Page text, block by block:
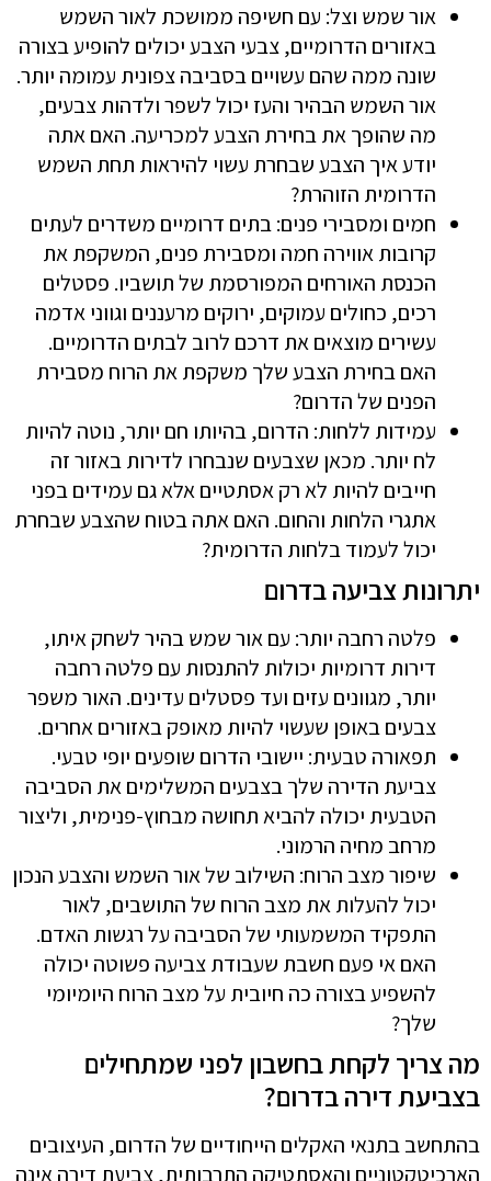
אור שמש וצל: עם חשיפה ממושכת לאור השמש
באזורים הדרומיים, צבעי הצבע יכולים להופיע בצורה
שונה ממה שהם עשויים בסביבה צפונית עמומה יותר.
אור השמש הבהיר והעז יכול לשפר ולדהות צבעים,
מה שהופך את בחירת הצבע למכריעה. האם אתה
יודע איך הצבע שבחרת עשוי להיראות תחת השמש
הדרומית הזוהרת?
חמים ומסבירי פנים: בתים דרומיים משדרים לעתים
קרובות אווירה חמה ומסבירת פנים, המשקפת את
הכנסת האורחים המפורסמת של תושביו. פסטלים
רכים, כחולים עמוקים, ירוקים מרעננים וגווני אדמה
עשירים מוצאים את דרכם לרוב לבתים הדרומיים.
האם בחירת הצבע שלך משקפת את הרוח מסבירת
הפנים של הדרום?
עמידות ללחות: הדרום, בהיותו חם יותר, נוטה להיות
לח יותר. מכאן שצבעים שנבחרו לדירות באזור זה
חייבים להיות לא רק אסתטיים אלא גם עמידים בפני
אתגרי הלחות והחום. האם אתה בטוח שהצבע שבחרת
יכול לעמוד בלחות הדרומית?
יתרונות צביעה בדרום
פלטה רחבה יותר: עם אור שמש בהיר לשחק איתו,
דירות דרומיות יכולות להתנסות עם פלטה רחבה
יותר, מגוונים עזים ועד פסטלים עדינים. האור משפר
צבעים באופן שעשוי להיות מאופק באזורים אחרים.
תפאורה טבעית: יישובי הדרום שופעים יופי טבעי.
צביעת הדירה שלך בצבעים המשלימים את הסביבה
הטבעית יכולה להביא תחושה מבחוץ-פנימית, וליצור
מרחב מחיה הרמוני.
שיפור מצב הרוח: השילוב של אור השמש והצבע הנכון
יכול להעלות את מצב הרוח של התושבים, לאור
התפקיד המשמעותי של הסביבה על רגשות האדם.
האם אי פעם חשבת שעבודת צביעה פשוטה יכולה
להשפיע בצורה כה חיובית על מצב הרוח היומיומי
שלך?
מה צריך לקחת בחשבון לפני שמתחילים
בצביעת דירה בדרום?
בהתחשב בתנאי האקלים הייחודיים של הדרום, העיצובים
הארכיטקטוניים והאסתטיקה התרבותית, צביעת דירה אינה